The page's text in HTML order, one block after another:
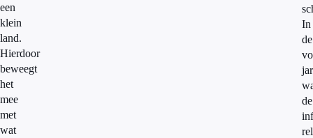
een
klein
land.
Hierdoor
beweegt
het
mee
met
wat
In
de
de